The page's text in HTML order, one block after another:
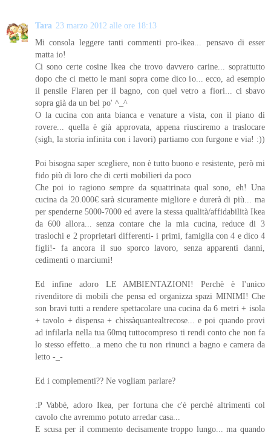
Tara 23 marzo 2012 alle ore 18:13
Mi consola leggere tanti commenti pro-ikea... pensavo di esser
matta io!
Ci sono certe cosine Ikea che trovo davvero carine... soprattutto
dopo che ci metto le mani sopra come dico io... ecco, ad esempio
il pensile Flaren per il bagno, con quel vetro a fiori... ci sbavo
sopra già da un bel po' ^_^
O la cucina con anta bianca e venature a vista, con il piano di
rovere... quella è già approvata, appena riusciremo a traslocare
(sigh, la storia infinita con i lavori) partiamo con furgone e via! :))
Poi bisogna saper scegliere, non è tutto buono e resistente, però mi
fido più di loro che di certi mobilieri da poco
Che poi io ragiono sempre da squattrinata qual sono, eh! Una
cucina da 20.000€ sarà sicuramente migliore e durerà di più... ma
per spenderne 5000-7000 ed avere la stessa qualità/affidabilità Ikea
da 600 allora... senza contare che la mia cucina, reduce di 3
traslochi e 2 proprietari differenti- i primi, famiglia con 4 e dico 4
figli!- fa ancora il suo sporco lavoro, senza apparenti danni,
cedimenti o marciumi!
Ed infine adoro LE AMBIENTAZIONI! Perchè è l'unico
rivenditore di mobili che pensa ed organizza spazi MINIMI! Che
son bravi tutti a rendere spettacolare una cucina da 6 metri + isola
+ tavolo + dispensa + chissàquantealtrecose... e poi quando provi
ad infilarla nella tua 60mq tuttocompreso ti rendi conto che non fa
lo stesso effetto...a meno che tu non rinunci a bagno e camera da
letto -_-
Ed i complementi?? Ne vogliam parlare?
:P Vabbè, adoro Ikea, per fortuna che c'è perchè altrimenti col
cavolo che avremmo potuto arredar casa...
E scusa per il commento decisamente troppo lungo... ma quando